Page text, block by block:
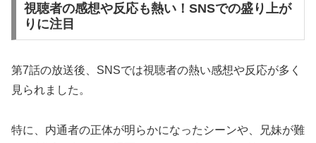
視聴者の感想や反応も熱い！SNSでの盛り上が
りに注目
第7話の放送後、SNSでは視聴者の熱い感想や反応が多く
見られました。
特に、内通者の正体が明らかになったシーンや、兄妹が難